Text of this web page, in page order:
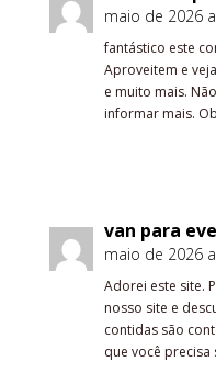
maio de 2026
fantástico este
Aproveitem e
e muito mais.
informar mais.
van para
maio de 2026
Adorei este site.
nosso site e
contidas são
que você precisa